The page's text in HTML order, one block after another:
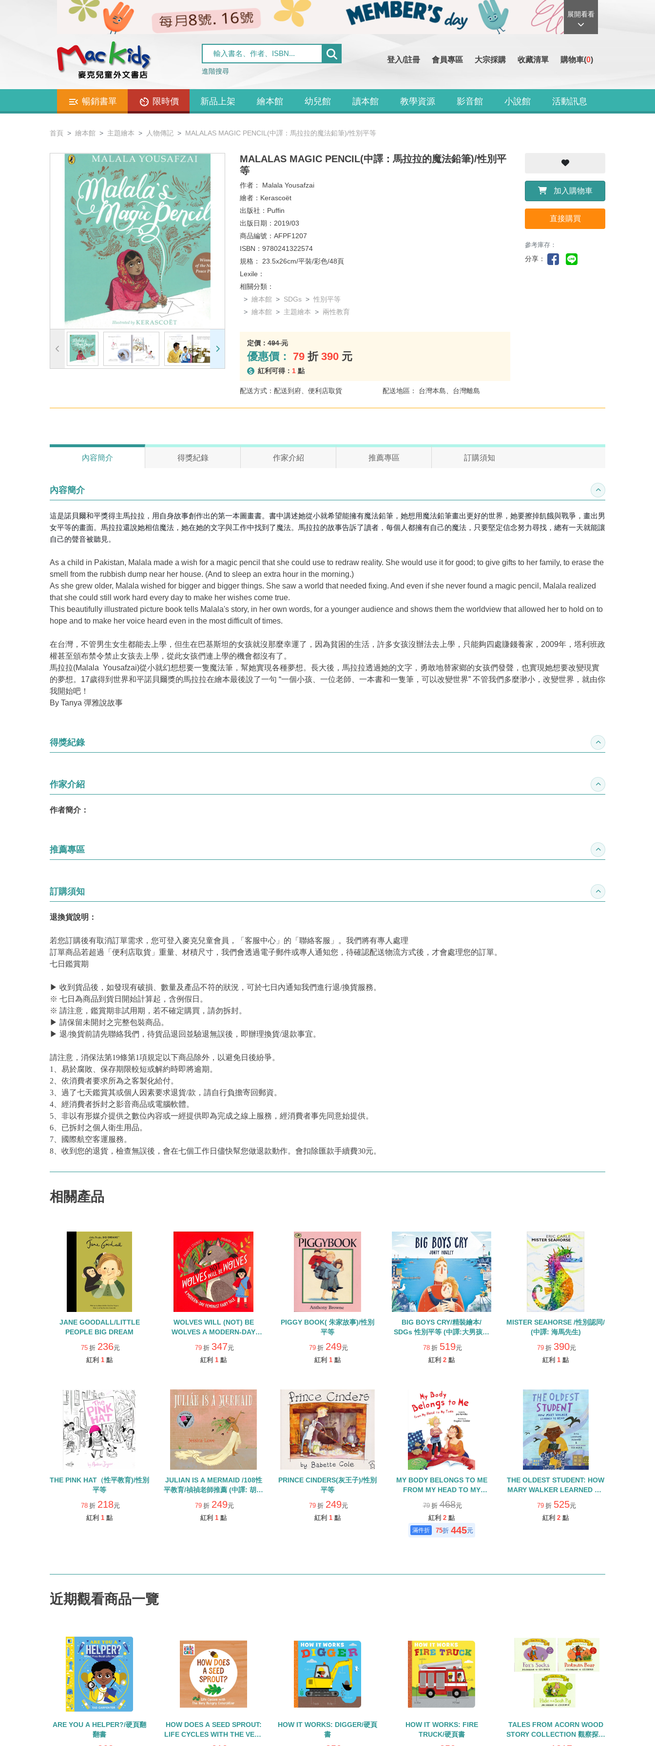
展開看看
進階搜尋
登入/註冊 會員專區 大宗採購 收藏清單 購物車(0)
暢銷書單 限時價 新品上架 繪本館 幼兒館 讀本館 教學資源 影音館 小說館 活動訊息
首頁 繪本館 主題繪本 人物傳記 MALALAS MAGIC PENCIL(中譯：馬拉拉的魔法鉛筆)/性別平等
MALALAS MAGIC PENCIL(中譯：馬拉拉的魔法鉛筆)/性別平
等
作者： Malala Yousafzai
繪者： Kerascoët
出版社： Puffin
出版日期： 2019/03
商品編號： AFPF1207
ISBN： 9780241322574
規格： 23.5x26cm/平裝/彩色/48頁
Lexile：
相關分類：
繪本館
SDGs
性別平等
繪本館
主題繪本 兩性教育
定價： 494 元
優惠價： 79 折 390 元
紅利可得： 1 點
配送方式：配送到府、便利店取貨 配送地區： 台灣本島、台灣離島
加入購物車
直接購買
參考庫存：
分享：
內容簡介 得獎紀錄 作家介紹 推薦專區 訂購須知
內容簡介 收合內容簡介
這是諾貝爾和平獎得主馬拉拉，用自身故事創作出的第一本圖畫書。書中講述她從小就希望能擁有魔法鉛筆，她想用魔法鉛筆畫出更好的世界，她要擦掉飢餓與戰爭，畫出男
女平等的畫面。馬拉拉還說她相信魔法，她在她的文字與工作中找到了魔法。馬拉拉的故事告訴了讀者，每個人都擁有自己的魔法，只要堅定信念努力尋找，總有一天就能讓
自己的聲音被聽見。
As a child in Pakistan, Malala made a wish for a magic pencil that she could use to redraw reality. She would use it for good; to give gifts to her family, to erase the
smell from the rubbish dump near her house. (And to sleep an extra hour in the morning.)
As she grew older, Malala wished for bigger and bigger things. She saw a world that needed fixing. And even if she never found a magic pencil, Malala realized
that she could still work hard every day to make her wishes come true.
This beautifully illustrated picture book tells Malala's story, in her own words, for a younger audience and shows them the worldview that allowed her to hold on to
hope and to make her voice heard even in the most difficult of times.
在台灣，不管男生女生都能去上學，但生在巴基斯坦的女孩就沒那麼幸運了，因為貧困的生活，許多女孩沒辦法去上學，只能夠四處賺錢養家，2009年，塔利班政
權甚至頒布禁令禁止女孩去上學，從此女孩們連上學的機會都沒有了。
馬拉拉(Malala Yousafzai)從小就幻想想要一隻魔法筆，幫她實現各種夢想。長大後，馬拉拉透過她的文字，勇敢地替家鄉的女孩們發聲，也實現她想要改變現實
的夢想。17歲得到世界和平諾貝爾獎的馬拉拉在繪本最後說了一句 “一個小孩、一位老師、一本書和一隻筆，可以改變世界” 不管我們多麼渺小，改變世界，就由你
我開始吧！
By Tanya 彈雅說故事
得獎紀錄 收合得獎紀錄
作家介紹 收合作家介紹
作者簡介：
推薦專區 收合推薦專區
訂購須知 收合訂購須知
退換貨說明：
若您訂購後有取消訂單需求，您可登入麥克兒童會員，「客服中心」的「聯絡客服」。我們將有專人處理
訂單商品若超過「便利店取貨」重量、材積尺寸，我們會透過電子郵件或專人通知您，待確認配送物流方式後，才會處理您的訂單。
七日鑑賞期
▶ 收到貨品後，如發現有破損、數量及產品不符的狀況，可於七日內通知我們進行退/換貨服務。
※ 七日為商品到貨日開始計算起，含例假日。
※ 請注意，鑑賞期非試用期，若不確定購買，請勿拆封。
▶ 請保留未開封之完整包裝商品。
▶ 退/換貨前請先聯絡我們，待貨品退回並驗退無誤後，即辦理換貨/退款事宜。
請注意，消保法第19條第1項規定以下商品除外，以避免日後紛爭。
1、易於腐敗、保存期限較短或解約時即將逾期。
2、依消費者要求所為之客製化給付。
3、過了七天鑑賞其或個人因素要求退貨/款，請自行負擔寄回郵資。
4、經消費者拆封之影音商品或電腦軟體。
5、非以有形媒介提供之數位內容或一經提供即為完成之線上服務，經消費者事先同意始提供。
6、已拆封之個人衛生用品。
7、國際航空客運服務。
8、收到您的退貨，檢查無誤後，會在七個工作日儘快幫您做退款動作。會扣除匯款手續費30元。
相關產品
JANE GOODALL/LITTLE
PEOPLE BIG DREAM
75 折 236元
紅利 1 點
WOLVES WILL (NOT) BE
WOLVES A MODERN-DAY
FEMINIST FAIRY TALE
79 折 347元
紅利 1 點
PIGGY BOOK( 朱家故事)/性別
平等
79 折 249元
紅利 1 點
BIG BOYS CRY/精裝繪本/
SDGs 性別平等 (中譯:大男孩不
哭)
78 折 519元
紅利 2 點
MISTER SEAHORSE /性別認同/
(中譯: 海馬先生)
79 折 390元
紅利 1 點
THE PINK HAT（性平教育)/性別
平等
78 折 218元
紅利 1 點
JULIAN IS A MERMAID /108性
平教育/禎禎老師推薦 (中譯: 胡利
安是隻美人魚)
79 折 249元
紅利 1 點
PRINCE CINDERS(灰王子)/性別
平等
79 折 249元
紅利 1 點
MY BODY BELONGS TO ME
FROM MY HEAD TO MY
TOES/精裝繪本/安全教育/保護自
己
79 折468元
紅利 2 點
75折 445元
THE OLDEST STUDENT: HOW
MARY WALKER LEARNED TO
READ/精裝繪本(中譯:114歲的新
生：瑪麗．沃克奶奶的閱讀之旅)
79 折 525元
紅利 2 點
近期觀看商品一覽
ARE YOU A HELPER?/硬頁翻
翻書
HOW DOES A SEED SPROUT:
LIFE CYCLES WITH THE VERY
HUNGRY CATERPILLAR/硬頁
HOW IT WORKS: DIGGER/硬頁
書
HOW IT WORKS: FIRE
TRUCK/硬頁書
TALES FROM ACORN WOOD
STORY COLLECTION 觀察探索
組/硬頁翻翻書+QR CODE